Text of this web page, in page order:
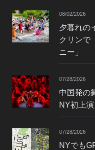
08/02/2026
夕暮れの
クリンで
ニー」
07/28/2026
中国発の
NY初上演
07/28/2026
NYでも